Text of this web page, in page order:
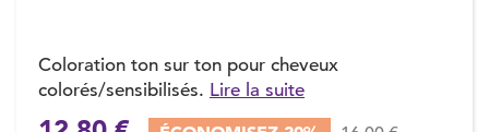
Coloration ton sur ton pour cheveux
colorés/sensibilisés. Lire la suite